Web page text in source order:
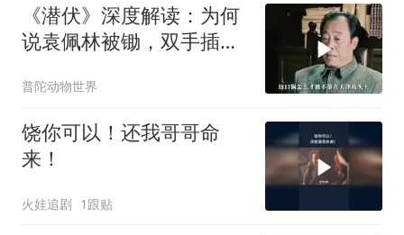
《潜伏》深度解读：为何
说袁佩林被锄，双手插兜
普陀动物世界
饶你可以！还我哥哥命
来！
火娃追剧 1跟贴